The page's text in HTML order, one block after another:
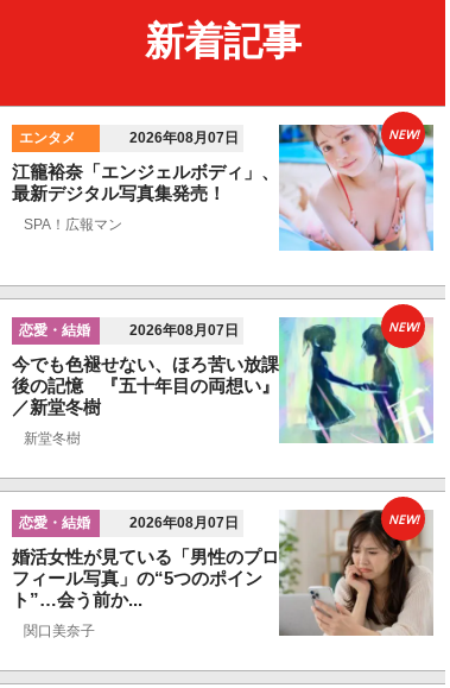
新着記事
エンタメ 2026年08月07日
江籠裕奈「エンジェルボディ」、
最新デジタル写真集発売！
SPA！広報マン
NEW!
恋愛・結婚 2026年08月07日
今でも色褪せない、ほろ苦い放課
後の記憶 『五十年目の両想い』
／新堂冬樹
新堂冬樹
NEW!
恋愛・結婚 2026年08月07日
婚活女性が見ている「男性のプロ
フィール写真」の“5つのポイン
ト”…会う前か...
関口美奈子
NEW!